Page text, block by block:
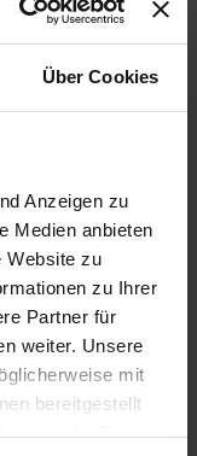
Über Cookies
Anzeigen zu
Medien anbieten
Website zu
zu Ihrer
Partner für
weiter. Unsere
mit
bereitgestellt
im zweiten Lagerhaus.
38,99 €
34,99 €